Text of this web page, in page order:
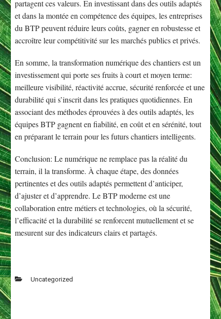
partagent ces valeurs. En investissant dans des outils adaptés
et dans la montée en compétence des équipes, les entreprises
du BTP peuvent réduire leurs coûts, gagner en robustesse et
accroître leur compétitivité sur les marchés publics et privés.
En somme, la transformation numérique des chantiers est un
investissement qui porte ses fruits à court et moyen terme:
meilleure visibilité, réactivité accrue, sécurité renforcée et une
durabilité qui s’inscrit dans les pratiques quotidiennes. En
associant des méthodes éprouvées à des outils adaptés, les
équipes BTP gagnent en fiabilité, en coût et en sérénité, tout
en préparant le terrain pour les futurs chantiers intelligents.
Conclusion: Le numérique ne remplace pas la réalité du
terrain, il la transforme. À chaque étape, des données
pertinentes et des outils adaptés permettent d’anticiper,
d’ajuster et d’apprendre. Le BTP moderne est une
collaboration entre métiers et technologies, où la sécurité,
l’efficacité et la durabilité se renforcent mutuellement et se
mesurent sur des indicateurs clairs et partagés.
Uncategorized